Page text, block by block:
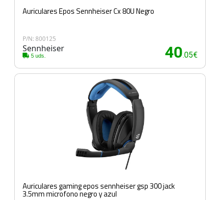
Auriculares Epos Sennheiser Cx 80U Negro
P/N: 800125
Sennheiser
5 uds. 40.05€
Auriculares gaming epos sennheiser gsp 300 jack
3.5mm microfono negro y azul